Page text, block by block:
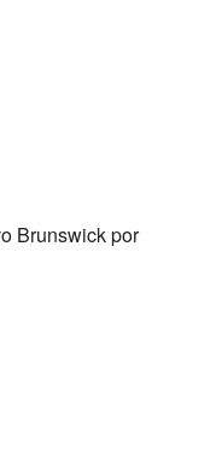
Brunswick por